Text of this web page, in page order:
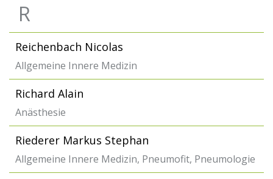
R
Reichenbach Nicolas
Allgemeine Innere Medizin
Richard Alain
Anästhesie
Riederer Markus Stephan
Allgemeine Innere Medizin, Pneumofit, Pneumologie